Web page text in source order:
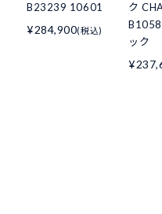
B23239 10601
¥284,900(税込)
ク
ック